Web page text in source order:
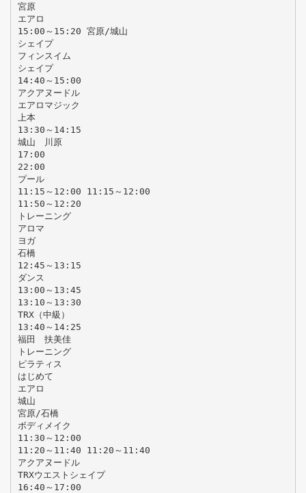
宮原
エアロ
15:00～15:20 宮原/城山
シェイプ
フィンスイム
シェイプ
14:40～15:00
アクアヌードル
エアロマジック
上本
13:30～14:15
城山 川原
17:00
22:00
プール
11:15～12:00 11:15～12:00
11:50～12:20
トレーニング
アロマ
ヨガ
石橋
12:45～13:15
ダンス
13:00～13:45
13:10～13:30
TRX（中級）
13:40～14:25
福田 扶美佳
トレーニング
ピラティス
はじめて
エアロ
城山
宮原/石橋
ボディメイク
11:30～12:00
11:20～11:40 11:20～11:40
アクアヌードル
TRXウエストシェイプ
16:40～17:00